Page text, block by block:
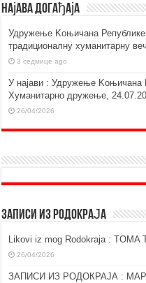
Најава догађаја
Удружење Kоњичана Републике
традиционалну хуманитарну
3 седмице ago
У најави : Удружење Kоњичана
Хуманитарно дружење,
26/04/2026
ЗАПИСИ ИЗ РОДОКРАЈА
Likovi iz mog Rodokraja : TOMA
26/04/2026
ЗАПИСИ ИЗ РОДОКРАЈА :